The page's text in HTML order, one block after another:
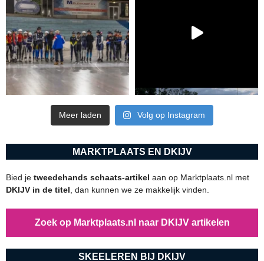
Meer laden Volg op Instagram
MARKTPLAATS EN DKIJV
Bied je tweedehands schaats-artikel aan op Marktplaats.nl met
DKIJV in de titel , dan kunnen we ze makkelijk vinden.
Zoek op Marktplaats.nl naar DKIJV artikelen
SKEELEREN BIJ DKIJV